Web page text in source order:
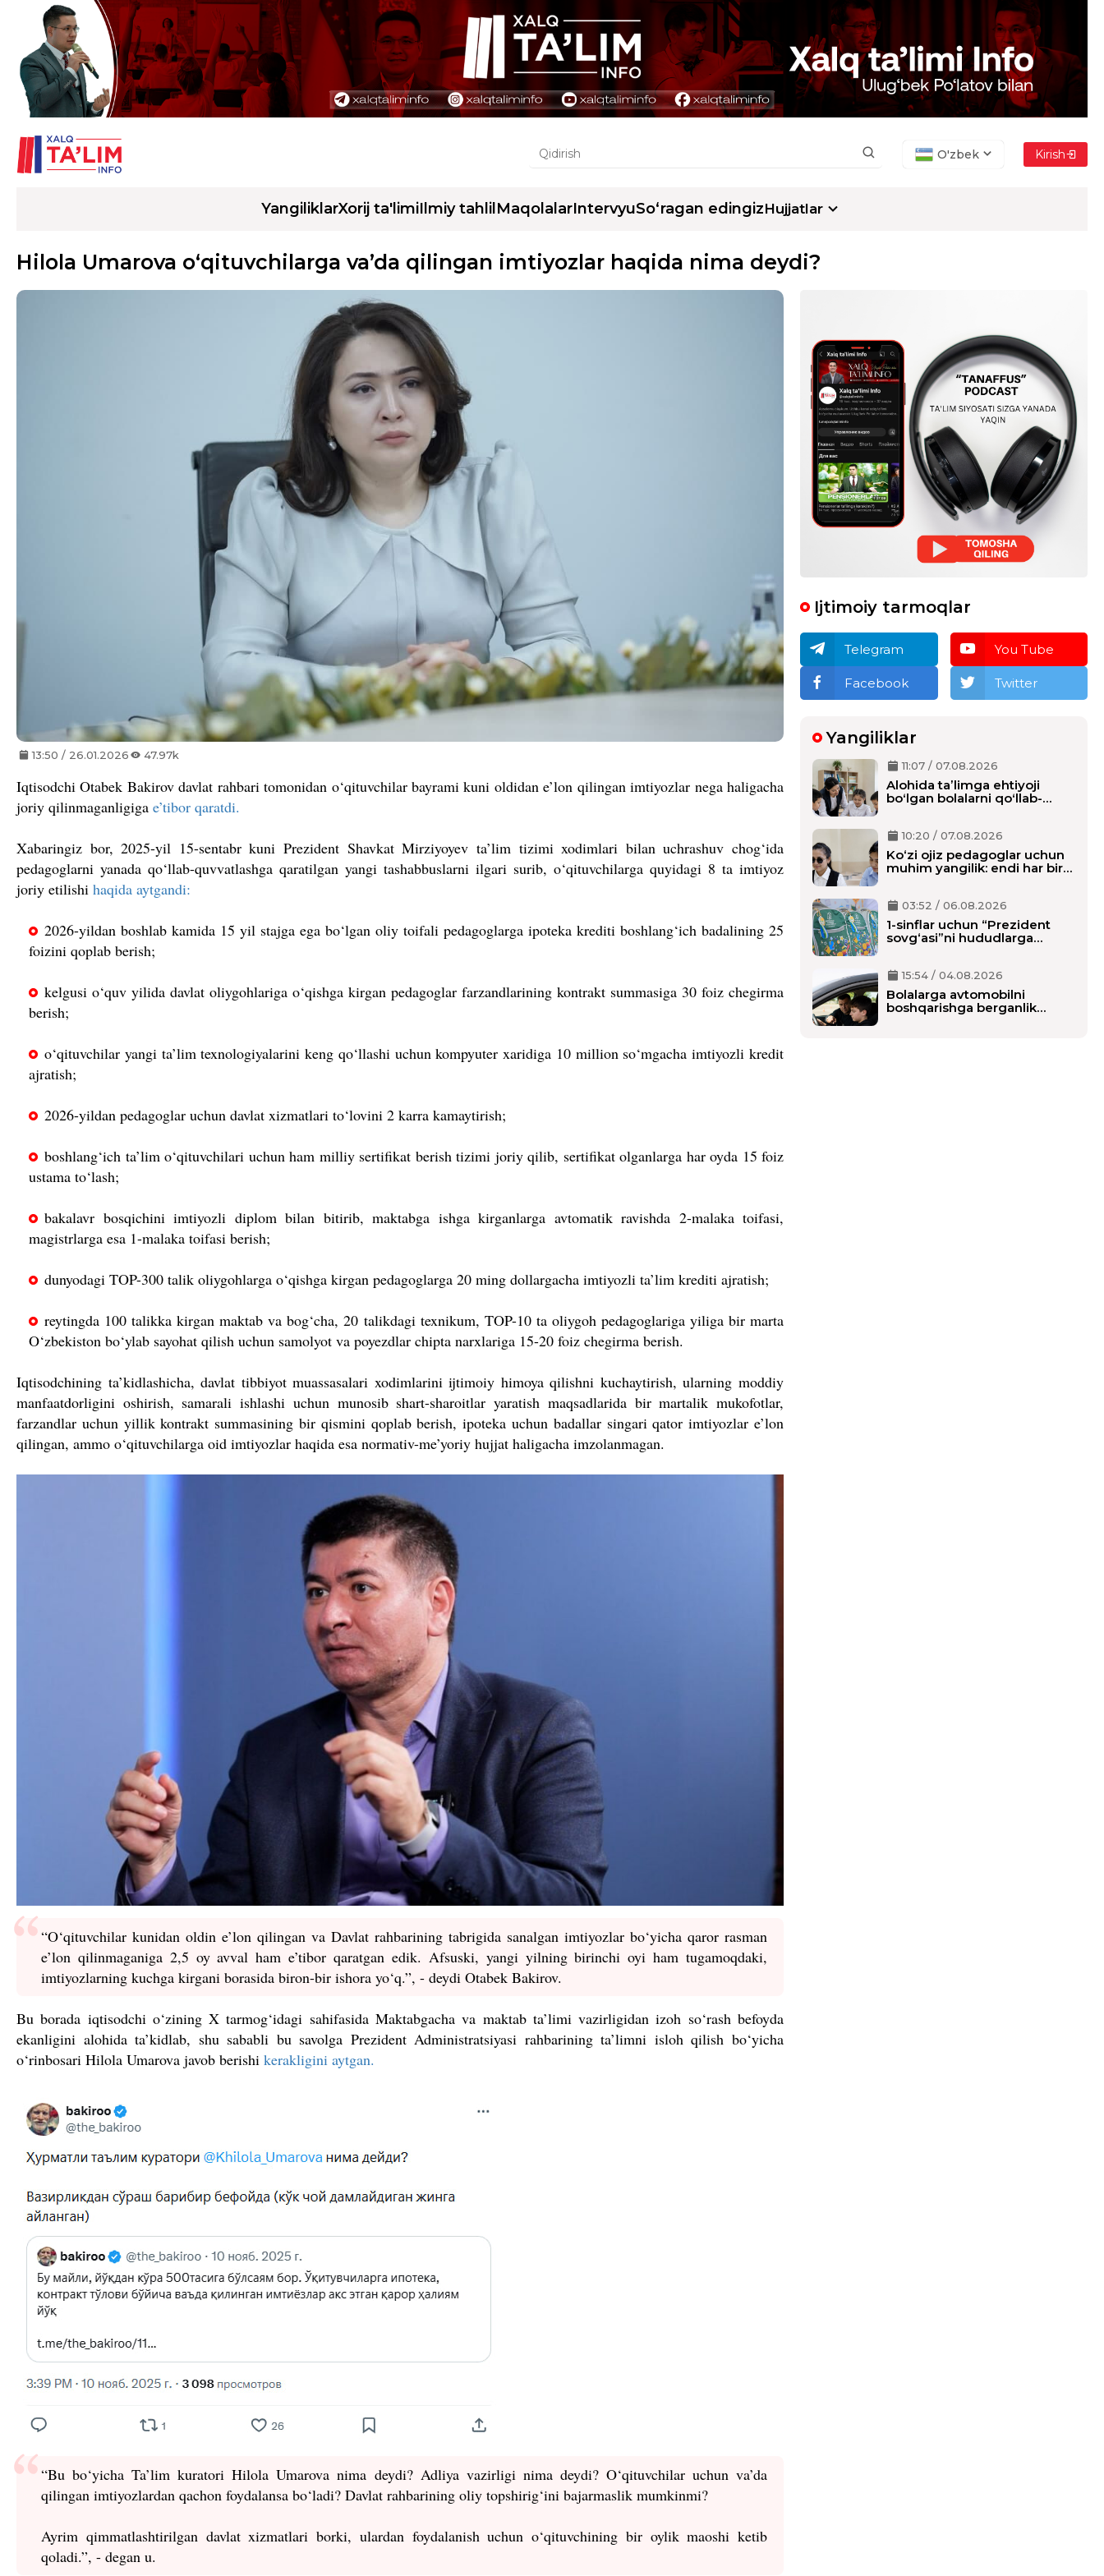
O'zbek Kirish
YangiliklarXorij ta'limiIlmiy tahlil MaqolalarIntervyuSo‘ragan edingizHujjatlar
Hilola Umarova o‘qituvchilarga va’da qilingan imtiyozlar haqida nima deydi?
13:50 / 26.01.2026 47.97k
Iqtisodchi Otabek Bakirov davlat rahbari tomonidan o‘qituvchilar bayrami kuni oldidan e’lon qilingan imtiyozlar nega haligacha
joriy qilinmaganligiga e’tibor qaratdi.
Xabaringiz bor, 2025-yil 15-sentabr kuni Prezident Shavkat Mirziyoyev ta’lim tizimi xodimlari bilan uchrashuv chog‘ida
pedagoglarni yanada qo‘llab-quvvatlashga qaratilgan yangi tashabbuslarni ilgari surib, o‘qituvchilarga quyidagi 8 ta imtiyoz
joriy etilishi haqida aytgandi:
2026-yildan boshlab kamida 15 yil stajga ega bo‘lgan oliy toifali pedagoglarga ipoteka krediti boshlang‘ich badalining 25
foizini qoplab berish;
kelgusi o‘quv yilida davlat oliygohlariga o‘qishga kirgan pedagoglar farzandlarining kontrakt summasiga 30 foiz chegirma
berish;
o‘qituvchilar yangi ta’lim texnologiyalarini keng qo‘llashi uchun kompyuter xaridiga 10 million so‘mgacha imtiyozli kredit
ajratish;
2026-yildan pedagoglar uchun davlat xizmatlari to‘lovini 2 karra kamaytirish;
boshlang‘ich ta’lim o‘qituvchilari uchun ham milliy sertifikat berish tizimi joriy qilib, sertifikat olganlarga har oyda 15 foiz
ustama to‘lash;
bakalavr bosqichini imtiyozli diplom bilan bitirib, maktabga ishga kirganlarga avtomatik ravishda 2-malaka toifasi,
magistrlarga esa 1-malaka toifasi berish;
dunyodagi TOP-300 talik oliygohlarga o‘qishga kirgan pedagoglarga 20 ming dollargacha imtiyozli ta’lim krediti ajratish;
reytingda 100 talikka kirgan maktab va bog‘cha, 20 talikdagi texnikum, TOP-10 ta oliygoh pedagoglariga yiliga bir marta
O‘zbekiston bo‘ylab sayohat qilish uchun samolyot va poyezdlar chipta narxlariga 15-20 foiz chegirma berish.
Iqtisodchining ta’kidlashicha, davlat tibbiyot muassasalari xodimlarini ijtimoiy himoya qilishni kuchaytirish, ularning moddiy
manfaatdorligini oshirish, samarali ishlashi uchun munosib shart-sharoitlar yaratish maqsadlarida bir martalik mukofotlar,
farzandlar uchun yillik kontrakt summasining bir qismini qoplab berish, ipoteka uchun badallar singari qator imtiyozlar e’lon
qilingan, ammo o‘qituvchilarga oid imtiyozlar haqida esa normativ-me’yoriy hujjat haligacha imzolanmagan.
“O‘qituvchilar kunidan oldin e’lon qilingan va Davlat rahbarining tabrigida sanalgan imtiyozlar bo‘yicha qaror rasman
e’lon qilinmaganiga 2,5 oy avval ham e’tibor qaratgan edik. Afsuski, yangi yilning birinchi oyi ham tugamoqdaki,
imtiyozlarning kuchga kirgani borasida biron-bir ishora yo‘q.”, - deydi Otabek Bakirov.
Bu borada iqtisodchi o‘zining X tarmog‘idagi sahifasida Maktabgacha va maktab ta’limi vazirligidan izoh so‘rash befoyda
ekanligini alohida ta’kidlab, shu sababli bu savolga Prezident Administratsiyasi rahbarining ta’limni isloh qilish bo‘yicha
o‘rinbosari Hilola Umarova javob berishi kerakligini aytgan.
“Bu bo‘yicha Ta’lim kuratori Hilola Umarova nima deydi? Adliya vazirligi nima deydi? O‘qituvchilar uchun va’da
qilingan imtiyozlardan qachon foydalansa bo‘ladi? Davlat rahbarining oliy topshirig‘ini bajarmaslik mumkinmi?
Ayrim qimmatlashtirilgan davlat xizmatlari borki, ulardan foydalanish uchun o‘qituvchining bir oylik maoshi ketib
qoladi.”, - degan u.
Ijtimoiy tarmoqlar
Telegram You Tube
Facebook Twitter
Yangiliklar
11:07 / 07.08.2026
Alohida taʼlimga ehtiyoji
boʻlgan bolalarni qoʻllab-
10:20 / 07.08.2026
Ko‘zi ojiz pedagoglar uchun
muhim yangilik: endi har bir
03:52 / 06.08.2026
1-sinflar uchun “Prezident
sovg‘asi”ni hududlarga
yetkaziladi?
15:54 / 04.08.2026
Bolalarga avtomobilni
boshqarishga berganlik